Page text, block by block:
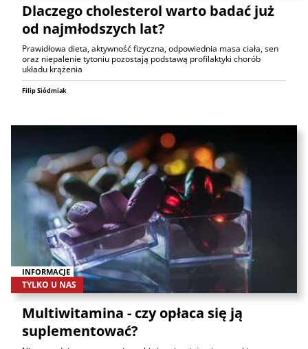
Dlaczego cholesterol warto badać już
od najmłodszych lat?
Prawidłowa dieta, aktywność fizyczna, odpowiednia masa ciała, sen
oraz niepalenie tytoniu pozostają podstawą profilaktyki chorób
układu krążenia
Filip Siódmiak
INFORMACJE
TYLKO U NAS
Multiwitamina - czy opłaca się ją
suplementować?